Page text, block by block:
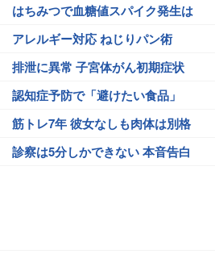
はちみつで血糖値スパイク発生は
アレルギー対応 ねじりパン術
排泄に異常 子宮体がん初期症状
認知症予防で「避けたい食品」
筋トレ7年 彼女なしも肉体は別格
診察は5分しかできない 本音告白